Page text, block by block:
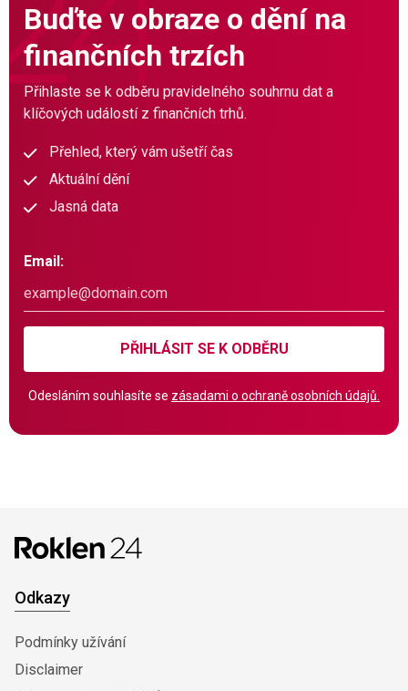
Buďte v obraze o dění na
finančních trzích
Přihlaste se k odběru pravidelného souhrnu dat a
klíčových událostí z finančních trhů.
Přehled, který vám ušetří čas
Aktuální dění
Jasná data
Email:
PŘIHLÁSIT SE K ODBĚRU
Odesláním souhlasíte se zásadami o ochraně osobních údajů.
Odkazy
Podmínky užívání
Disclaimer